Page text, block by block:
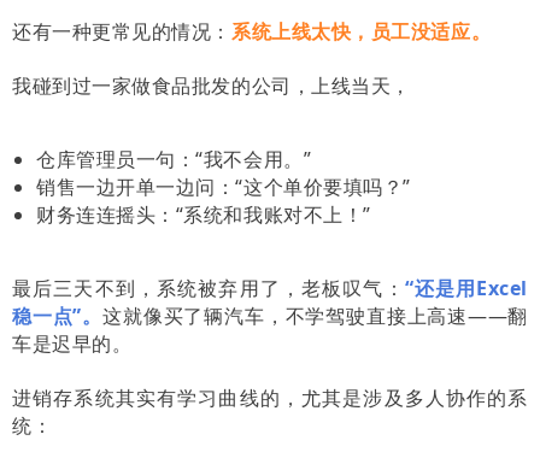
还有一种更常见的情况： 系统上线太快，员工没适应。
我碰到过一家做食品批发的公司，上线当天，
仓库管理员一句：“我不会用。”
销售一边开单一边问：“这个单价要填吗？”
财务连连摇头：“系统和我账对不上！”
最后三天不到，系统被弃用了，老板叹气： “还是用Excel
稳一点”。这就像买了辆汽车，不学驾驶直接上高速——翻
车是迟早的。
进销存系统其实有学习曲线的，尤其是涉及多人协作的系
统：